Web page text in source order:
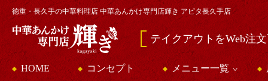
徳重・長久手の中華料理店 中華あんかけ専門店輝き アピタ長久手店
テイクアウトをWeb注
HOME コンセプト メニュー一覧